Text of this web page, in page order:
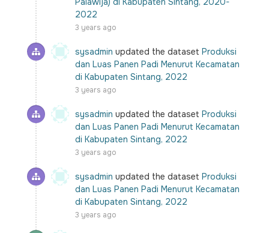
2022
3 years ago
sysadmin updated the dataset Produksi
dan Luas Panen Padi Menurut Kecamatan
di Kabupaten Sintang, 2022
3 years ago
sysadmin updated the dataset Produksi
dan Luas Panen Padi Menurut Kecamatan
di Kabupaten Sintang, 2022
3 years ago
sysadmin updated the dataset Produksi
dan Luas Panen Padi Menurut Kecamatan
di Kabupaten Sintang, 2022
3 years ago